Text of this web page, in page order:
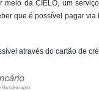
meio da CIELO, um
que é possível pagar
através do cartão de